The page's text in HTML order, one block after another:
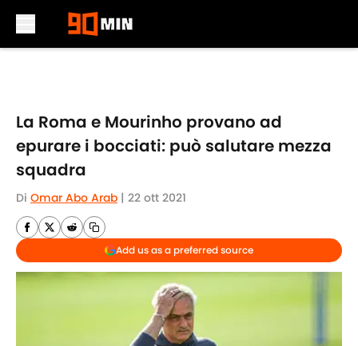
La Roma e Mourinho provano ad
epurare i bocciati: può salutare mezza
squadra
Di Omar Abo Arab | 22 ott 2021
Add us as a preferred source